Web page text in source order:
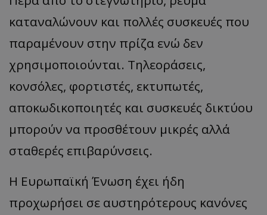
καταναλώνουν και πολλές συσκευές που
παραμένουν στην πρίζα ενώ δεν
χρησιμοποιούνται. Τηλεοράσεις,
κονσόλες, φορτιστές, εκτυπωτές,
αποκωδικοποιητές και συσκευές δικτύου
μπορούν να προσθέτουν μικρές αλλά
σταθερές επιβαρύνσεις.
Η Ευρωπαϊκή Ένωση έχει ήδη
προχωρήσει σε αυστηρότερους κανόνες